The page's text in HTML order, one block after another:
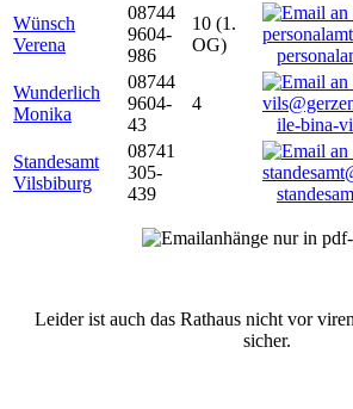
Wünsch
Verena
08744
9604-
986
10 (1.
OG)
Wunderlich
Monika
08744
9604-
43
4
ile-bina-
Standesamt
Vilsbiburg
08741
305-
439
Leider ist auch das Rathaus nicht vor
sicher.